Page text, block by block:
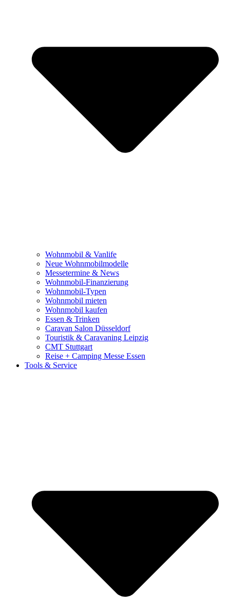
Wohnmobil & Vanlife
Neue Wohnmobilmodelle
Messetermine & News
Wohnmobil-Finanzierung
Wohnmobil-Typen
Wohnmobil mieten
Wohnmobil kaufen
Essen & Trinken
Caravan Salon Düsseldorf
Touristik & Caravaning Leipzig
CMT Stuttgart
Reise + Camping Messe Essen
Tools & Service